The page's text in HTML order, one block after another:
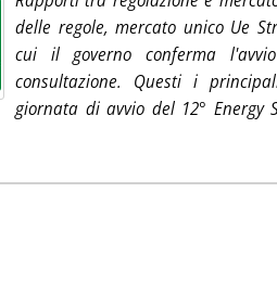
delle regole, mercato unico Ue
cui il governo conferma
consultazione. Questi i
giornata di avvio del 12° Energy